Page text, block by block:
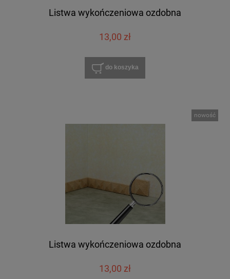
Listwa wykończeniowa ozdobna
13,00 zł
do koszyka
Listwa wykończeniowa ozdobna
13,00 zł
nowość